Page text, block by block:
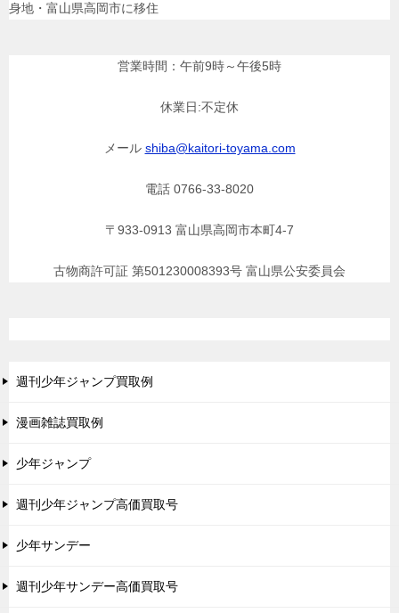
身地・富山県高岡市に移住
営業時間：午前9時～午後5時
休業日:不定休
メール shiba@kaitori-toyama.com
電話 0766-33-8020
〒933-0913 富山県高岡市本町4-7
古物商許可証 第501230008393号 富山県公安委員会
週刊少年ジャンプ買取例
漫画雑誌買取例
少年ジャンプ
週刊少年ジャンプ高価買取号
少年サンデー
週刊少年サンデー高価買取号